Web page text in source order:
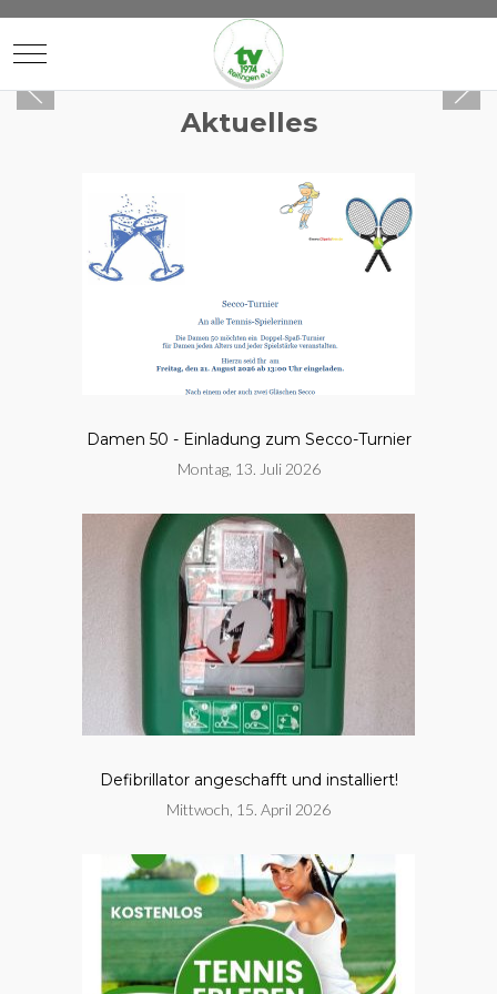
Mobile Menu Toggle
Aktuelles
Damen 50 - Einladung zum Secco-Turnier
Montag, 13. Juli 2026
Defibrillator angeschafft und installiert!
Mittwoch, 15. April 2026